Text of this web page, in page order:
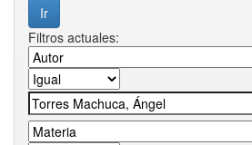
Filtros actuales: